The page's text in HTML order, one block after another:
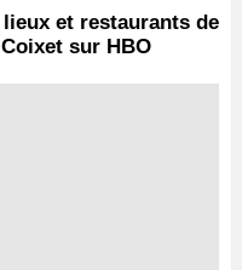
et restaurants de
sur HBO